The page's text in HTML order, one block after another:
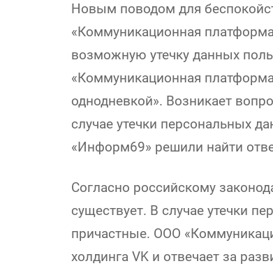
Новым поводом для
«Коммуникационная
возможную утечку данных
«Коммуникационная
однодневкой». Возникает
случае утечки персональных
«Информ69» решили найти
Согласно российскому
существует. В случае утечки
причастные. ООО
холдинга VK и отвечает за